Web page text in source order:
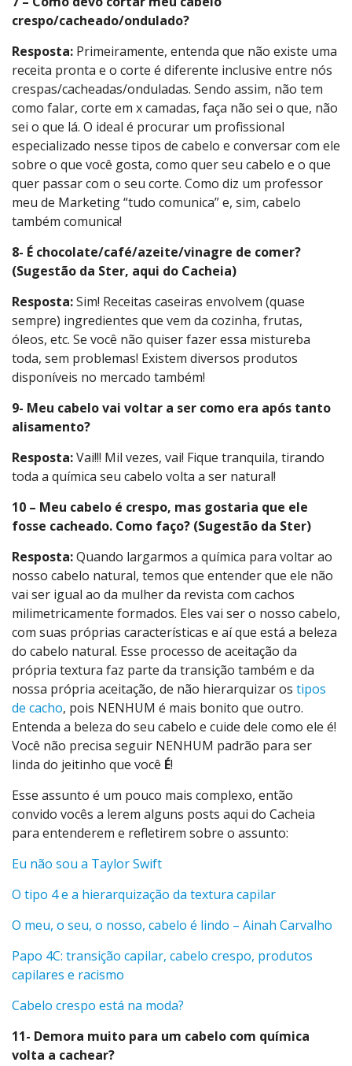
crespo/cacheado/ondulado?
Resposta: Primeiramente, entenda que não existe uma
receita pronta e o corte é diferente inclusive entre nós
crespas/cacheadas/onduladas. Sendo assim, não tem
como falar, corte em x camadas, faça não sei o que, não
sei o que lá. O ideal é procurar um profissional
especializado nesse tipos de cabelo e conversar com ele
sobre o que você gosta, como quer seu cabelo e o que
quer passar com o seu corte. Como diz um professor
meu de Marketing “tudo comunica” e, sim, cabelo
também comunica!
8- É chocolate/café/azeite/vinagre de comer?
(Sugestão da Ster, aqui do Cacheia)
Resposta:Sim! Receitas caseiras envolvem (quase
sempre) ingredientes que vem da cozinha, frutas,
óleos, etc. Se você não quiser fazer essa mistureba
toda, sem problemas! Existem diversos produtos
disponíveis no mercado também!
9- Meu cabelo vai voltar a ser como era após tanto
alisamento?
Resposta:Vai!!! Mil vezes, vai! Fique tranquila, tirando
toda a química seu cabelo volta a ser natural!
10 – Meu cabelo é crespo, mas gostaria que ele
fosse cacheado. Como faço? (Sugestão da Ster)
Resposta:Quando largarmos a química para voltar ao
nosso cabelo natural, temos que entender que ele não
vai ser igual ao da mulher da revista com cachos
milimetricamente formados. Eles vai ser o nosso cabelo,
com suas próprias características e aí que está a beleza
do cabelo natural. Esse processo de aceitação da
própria textura faz parte da transição também e da
nossa própria aceitação, de não hierarquizar os tipos
de cacho, pois NENHUM é mais bonito que outro.
Entenda a beleza do seu cabelo e cuide dele como ele é!
Você não precisa seguir NENHUM padrão para ser
linda do jeitinho que você É!
Esse assunto é um pouco mais complexo, então
convido vocês a lerem alguns posts aqui do Cacheia
para entenderem e refletirem sobre o assunto:
Eu não sou a Taylor Swift
O tipo 4 e a hierarquização da textura capilar
O meu, o seu, o nosso, cabelo é lindo – Ainah Carvalho
Papo 4C: transição capilar, cabelo crespo, produtos
capilares e racismo
Cabelo crespo está na moda?
11- Demora muito para um cabelo com química
volta a cachear?